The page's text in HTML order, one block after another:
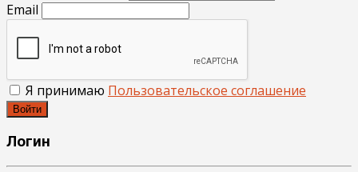
Email
Я принимаю Пользовательское соглашение
Войти
Логин